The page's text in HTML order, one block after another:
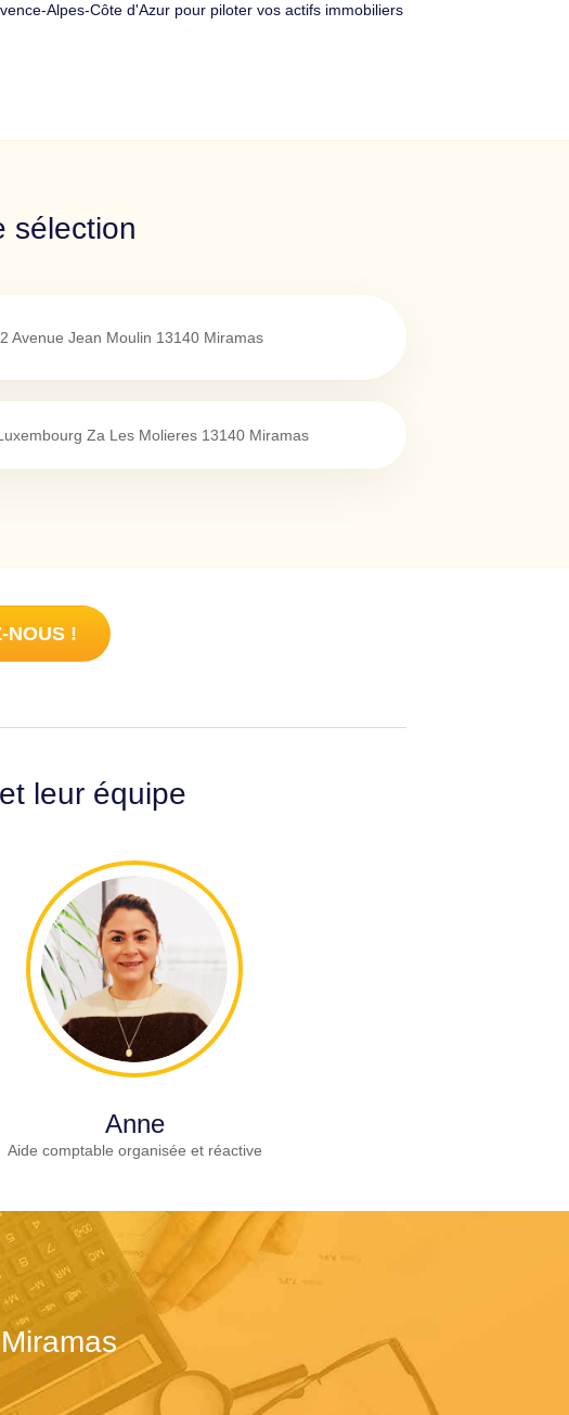
Alpes-Côte d'Azur pour piloter vos actifs immobiliers
sélection
Avenue Jean Moulin 13140 Miramas
Za Les Molieres 13140 Miramas
NOUS !
leur équipe
Anne
Aide comptable organisée et réactive